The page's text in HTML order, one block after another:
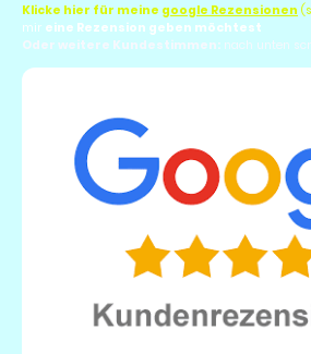
Klicke hier für meine google Rezensionen
mir eine Rezension geben möchtest
Oder weitere Kundestimmen: nach unten